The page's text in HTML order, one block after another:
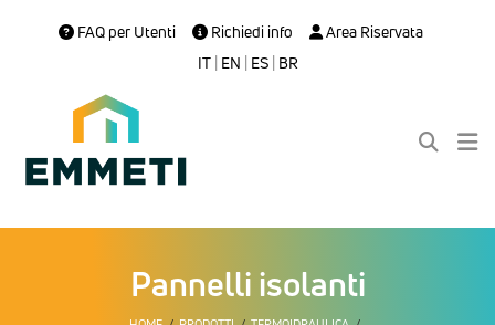
FAQ per Utenti Richiedi info
Area Riservata
IT| EN | ES| BR
Pannelli isolanti